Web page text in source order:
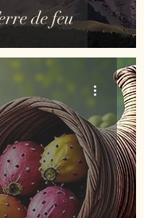
de feu